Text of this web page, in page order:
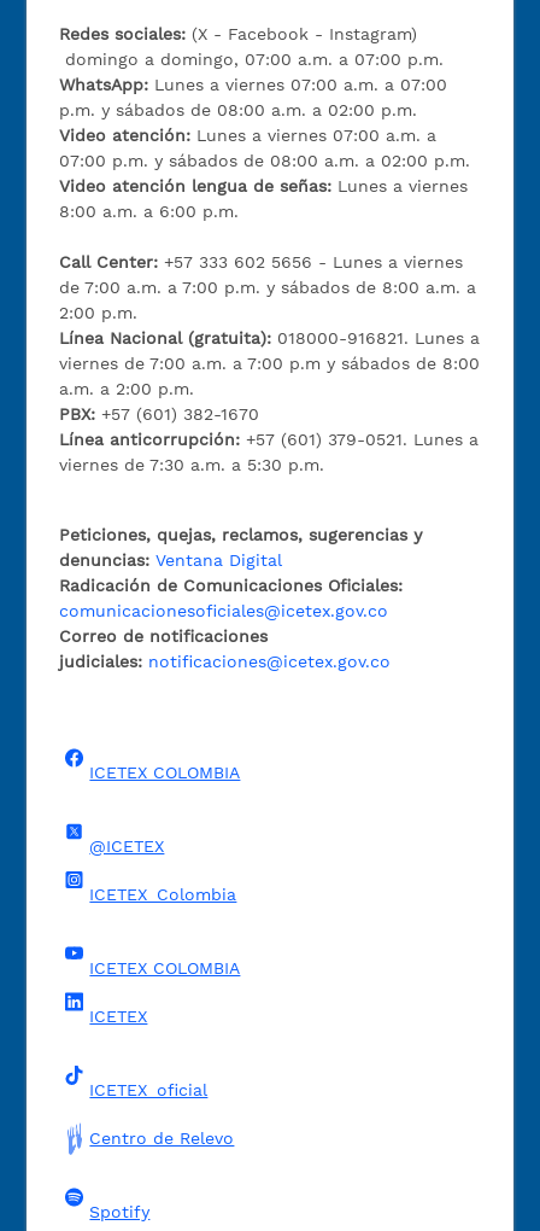
Redes sociales: (X - Facebook - Instagram)
domingo a domingo, 07:00 a.m. a 07:00 p.m.
WhatsApp: Lunes a viernes 07:00 a.m. a 07:00
p.m. y sábados de 08:00 a.m. a 02:00 p.m.
Video atención: Lunes a viernes 07:00 a.m. a
07:00 p.m. y sábados de 08:00 a.m. a 02:00 p.m.
Video atención lengua de señas: Lunes a viernes
8:00 a.m. a 6:00 p.m.
Call Center:+57 333 602 5656 - Lunes a viernes
de 7:00 a.m. a 7:00 p.m. y sábados de 8:00 a.m. a
2:00 p.m.
Línea Nacional (gratuita): 018000-916821. Lunes a
viernes de 7:00 a.m. a 7:00 p.m y sábados de 8:00
a.m. a 2:00 p.m.
PBX:+57 (601) 382-1670
Línea anticorrupción:+57 (601) 379-0521. Lunes a
viernes de 7:30 a.m. a 5:30 p.m.
Peticiones, quejas, reclamos, sugerencias y
denuncias: Ventana Digital
Radicación de Comunicaciones Oficiales:
comunicacionesoficiales@icetex.gov.co
Correo de notificaciones
judiciales: notificaciones@icetex.gov.co
ICETEX COLOMBIA
@ICETEX
ICETEX_Colombia
ICETEX COLOMBIA
ICETEX
ICETEX_oficial
Centro de Relevo
Spotify